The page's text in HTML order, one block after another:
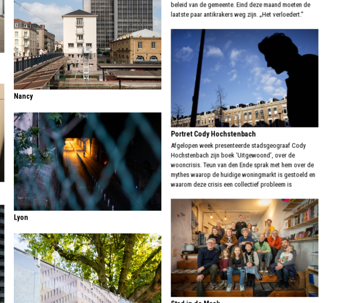
beleid van de gemeente. Eind deze maand moeten de
laatste paar antikrakers weg zijn. „Het verloedert.”
Nancy
Portret Cody Hochstenbach
Afgelopen week presenteerde stadsgeograaf Cody
Hochstenbach zijn boek ‘Uitgewoond’, over de
wooncrisis. Teun van den Ende sprak met hem over de
mythes waarop de huidige woningmarkt is gestoeld en
waarom deze crisis een collectief probleem is
Lyon